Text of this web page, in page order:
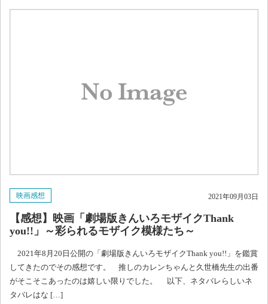
映画感想 2021年09月03日
【感想】映画「劇場版きんいろモザイクThank
you!!」～彩られるモザイク模様たち～
2021年8月20日公開の「劇場版きんいろモザイクThank you!!」を鑑賞
してきたのでその感想です。 推しのカレンちゃんと久世橋先生の出番
がそこそこあったのは嬉しい限りでした。 以下、ネタバレらしいネ
タバレはな […]